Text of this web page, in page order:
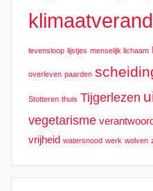
levensloop lijstjes menselijk lichaam
overleven paarden
Stotteren thuis Tijgerlezen
vegetarisme
vrijheid watersnood werk wolven